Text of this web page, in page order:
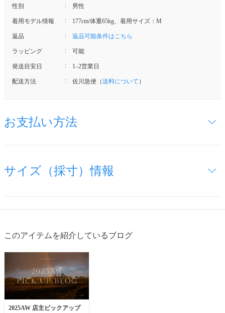
性別 男性
着用モデル情報 177cm/体重65kg、着用サイズ：M
返品 返品可能条件はこちら
ラッピング 可能
発送目安日 1–2営業日
配送方法 佐川急便（送料について ）
お支払い方法
サイズ（採寸）情報
このアイテムを紹介しているブログ
2025AW 店主ピックアップ